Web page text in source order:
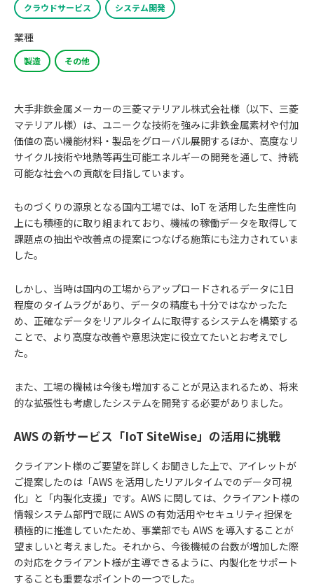
クラウドサービス システム開発
業種
製造 その他
大手非鉄金属メーカーの三菱マテリアル株式会社様（以下、三菱
マテリアル様）は、ユニークな技術を強みに非鉄金属素材や付加
価値の高い機能材料・製品をグローバル展開するほか、高度なリ
サイクル技術や地熱等再生可能エネルギーの開発を通して、持続
可能な社会への貢献を目指しています。
ものづくりの源泉となる国内工場では、IoT を活用した生産性向
上にも積極的に取り組まれており、機械の稼働データを取得して
課題点の抽出や改善点の提案につなげる施策にも注力されていま
した。
しかし、当時は国内の工場からアップロードされるデータに1日
程度のタイムラグがあり、データの精度も十分ではなかったた
め、正確なデータをリアルタイムに取得するシステムを構築する
ことで、より高度な改善や意思決定に役立てたいとお考えでし
た。
また、工場の機械は今後も増加することが見込まれるため、将来
的な拡張性も考慮したシステムを開発する必要がありました。
AWS の新サービス「IoT SiteWise」の活用に挑戦
クライアント様のご要望を詳しくお聞きした上で、アイレットが
ご提案したのは「AWS を活用したリアルタイムでのデータ可視
化」と「内製化支援」です。AWS に関しては、クライアント様の
情報システム部門で既に AWS の有効活用やセキュリティ担保を
積極的に推進していたため、事業部でも AWS を導入することが
望ましいと考えました。それから、今後機械の台数が増加した際
の対応をクライアント様が主導できるように、内製化をサポート
することも重要なポイントの一つでした。